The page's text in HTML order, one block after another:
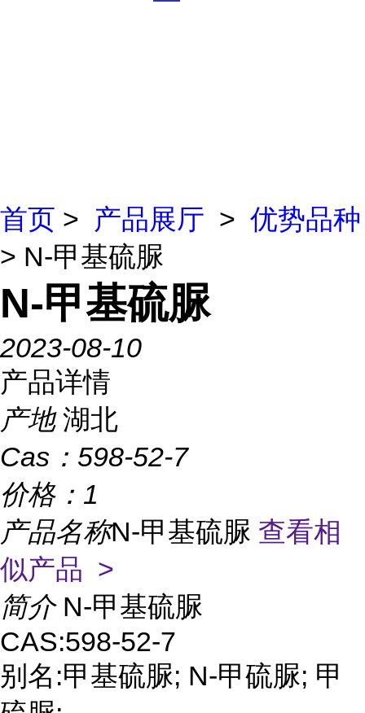
首页 > 产品展厅 > 优势品种
> N-甲基硫脲
N-甲基硫脲
2023-08-10
产品详情
产地 湖北
Cas： 598-52-7
价格： 1
产品名称N-甲基硫脲 查看相
似产品 >
简介 N-甲基硫脲
CAS:598-52-7
别名:甲基硫脲; N-甲硫脲; 甲